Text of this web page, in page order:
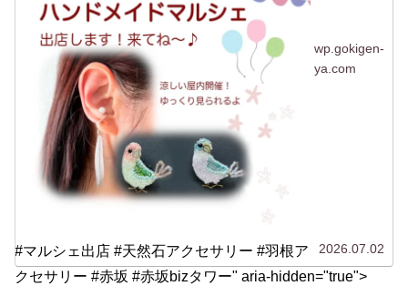
wp.gokigen-
ya.com
2026.07.02
#マルシェ出店 #天然石アクセサリー #羽根ア
クセサリー #赤坂 #赤坂bizタワー" aria-hidden="true">